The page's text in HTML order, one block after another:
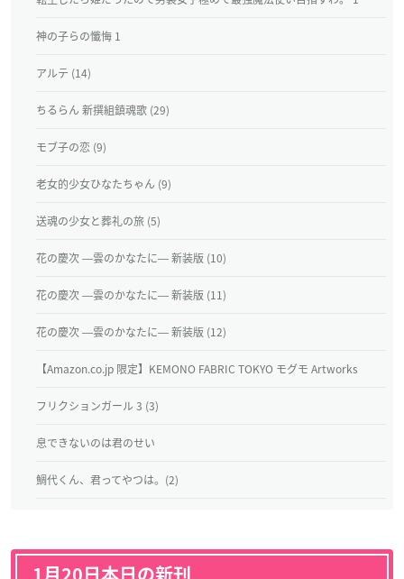
神の子らの懺悔 1
アルテ (14)
ちるらん 新撰組鎮魂歌 (29)
モブ子の恋 (9)
老女的少女ひなたちゃん (9)
送魂の少女と葬礼の旅 (5)
花の慶次 ―雲のかなたに― 新装版 (10)
花の慶次 ―雲のかなたに― 新装版 (11)
花の慶次 ―雲のかなたに― 新装版 (12)
【Amazon.co.jp 限定】KEMONO FABRIC TOKYO モグモ Artworks
フリクションガール 3 (3)
息できないのは君のせい
鯛代くん、君ってやつは。(2)
1月20日本日の新刊